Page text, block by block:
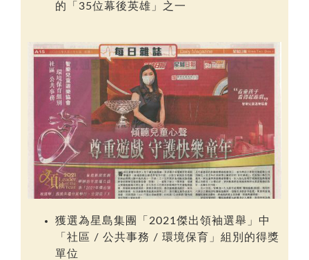
的「 35位幕後英雄 」之一
獲選為星島集團「 2021傑出領袖選舉 」中
「社區 / 公共事務 / 環境保育」組別的得獎
單位